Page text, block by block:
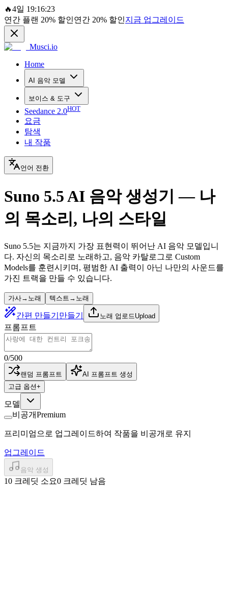
🔥4일 19:16:23
연간 플랜 20% 할인연간 20% 할인지금 업그레이드
Musci.io
Home
AI 음악 모델
보이스 & 도구
Seedance 2.0HOT
요금
탐색
내 작품
언어 전환
Suno 5.5 AI 음악 생성기 — 나
의 목소리, 나의 스타일
Suno 5.5는 지금까지 가장 표현력이 뛰어난 AI 음악 모델입니
다. 자신의 목소리로 노래하고, 음악 카탈로그로 Custom
Models를 훈련시키며, 평범한 AI 출력이 아닌 나만의 사운드를
가진 트랙을 만들 수 있습니다.
가사→노래 텍스트→노래
간편 만들기 만들기 노래 업로드Upload
프롬프트
0/500
랜덤 프롬프트
AI 프롬프트 생성
고급 옵션+
모델
비공개Premium
프리미엄으로 업그레이드하여 작품을 비공개로 유지
업그레이드
음악 생성
10 크레딧 소요0 크레딧 남음